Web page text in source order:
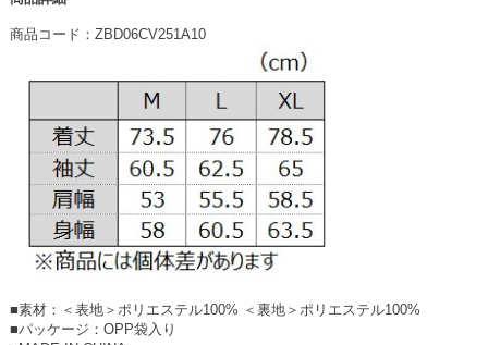
商品コード：ZBD06CV251A10
■素材：＜表地＞ポリエステル100% ＜裏地＞ポリエステル100%
■パッケージ：OPP袋入り